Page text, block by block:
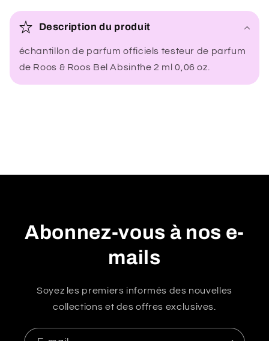
o
n
Description du produit
échantillon de parfum officiels testeur de parfum
de Roos & Roos Bel Absinthe 2 ml 0,06 oz.
Abonnez-vous à nos e-
mails
Soyez les premiers informés des nouvelles
collections et des offres exclusives.